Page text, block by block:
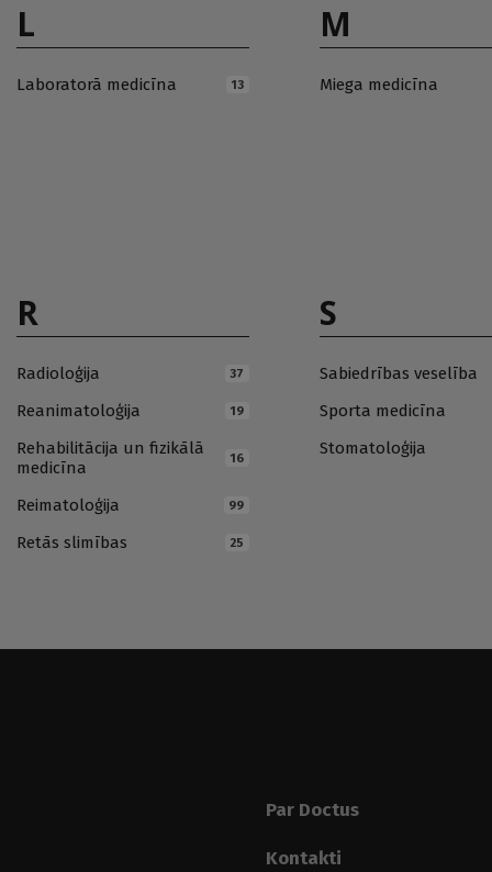
L
Laboratorā medicīna 13
M
Miega medicīna
R
Radioloģija 37
Reanimatoloģija 19
Rehabilitācija un fizikālā
medicīna
16
Reimatoloģija 99
Retās slimības 25
S
Sabiedrības veselība
Sporta medicīna
Stomatoloģija
Par Doctus
Kontakti